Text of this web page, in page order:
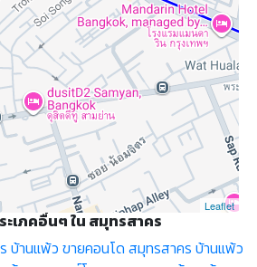
Leaflet
เภคอื่นๆ ใน สมุทรสาคร
บ้านแพ้ว ขายคอนโด สมุทรสาคร บ้านแพ้ว